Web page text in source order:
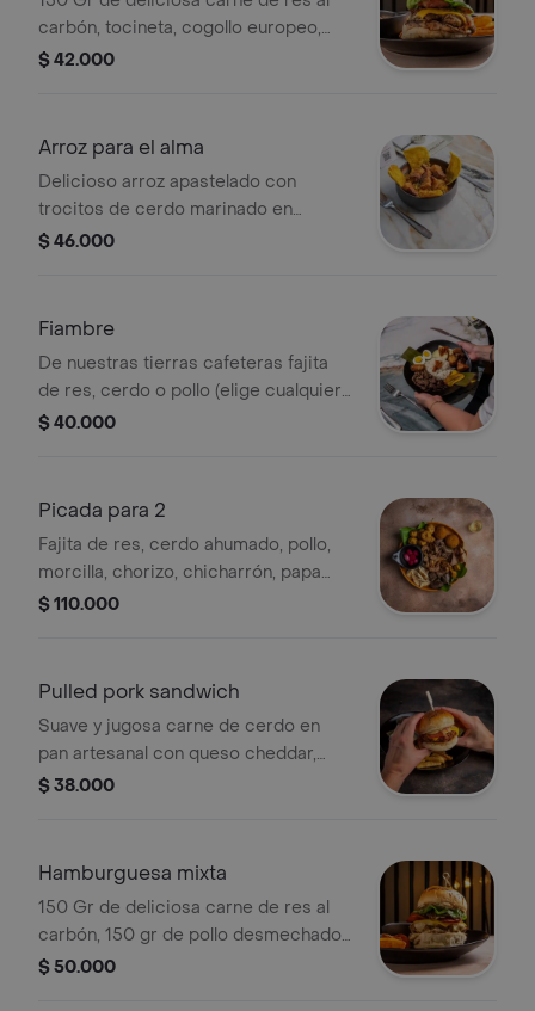
carbón, tocineta, cogollo europeo,
tomate milano, mix de queso cheddar
acompañada con papa a la francesa
$ 42.000
Arroz para el alma
Delicioso arroz apastelado con
trocitos de cerdo marinado en
cerveza, verduras frescas y nuestro
$ 46.000
Fiambre
De nuestras tierras cafeteras fajita
de res, cerdo o pollo (elige cualquiera
de esas tres proteinas), acompañada
en un delicioso hoga.
$ 40.000
Picada para 2
Fajita de res, cerdo ahumado, pollo,
morcilla, chorizo, chicharrón, papa
criolla y bolitas de maduro
$ 110.000
Pulled pork sandwich
Suave y jugosa carne de cerdo en
pan artesanal con queso cheddar,
pico de gallo y un encurtido de
papa a la francesa
$ 38.000
Hamburguesa mixta
150 Gr de deliciosa carne de res al
carbón, 150 gr de pollo desmechado
en salsa de la casa, tocineta, cogollo
$ 50.000